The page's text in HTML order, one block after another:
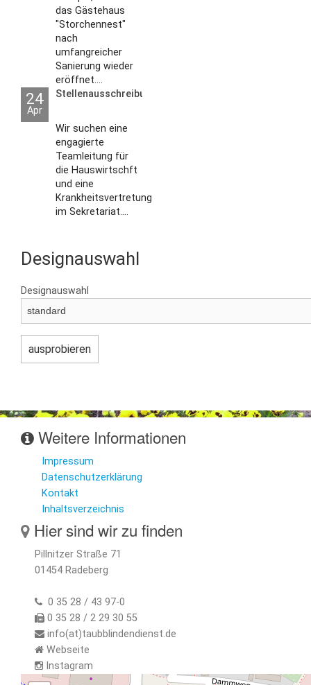
das Gästehaus
"Storchennest"
nach
umfangreicher
Sanierung wieder
eröffnet....
24
Apr
Stellenausschreibungen
Wir suchen eine
engagierte
Teamleitung für
die Hauswirtschft
und eine
Krankheitsvertretung
im Sekretariat....
Designauswahl
Designauswahl
Weitere Informationen
Impressum
Datenschutzerklärung
Kontakt
Inhaltsverzeichnis
Hier sind wir zu finden
Pillnitzer Straße 71
01454 Radeberg
0 35 28 / 43 97-0
0 35 28 / 2 29 30 55
info(at)taubblindendienst.de
Webseite
Instagram